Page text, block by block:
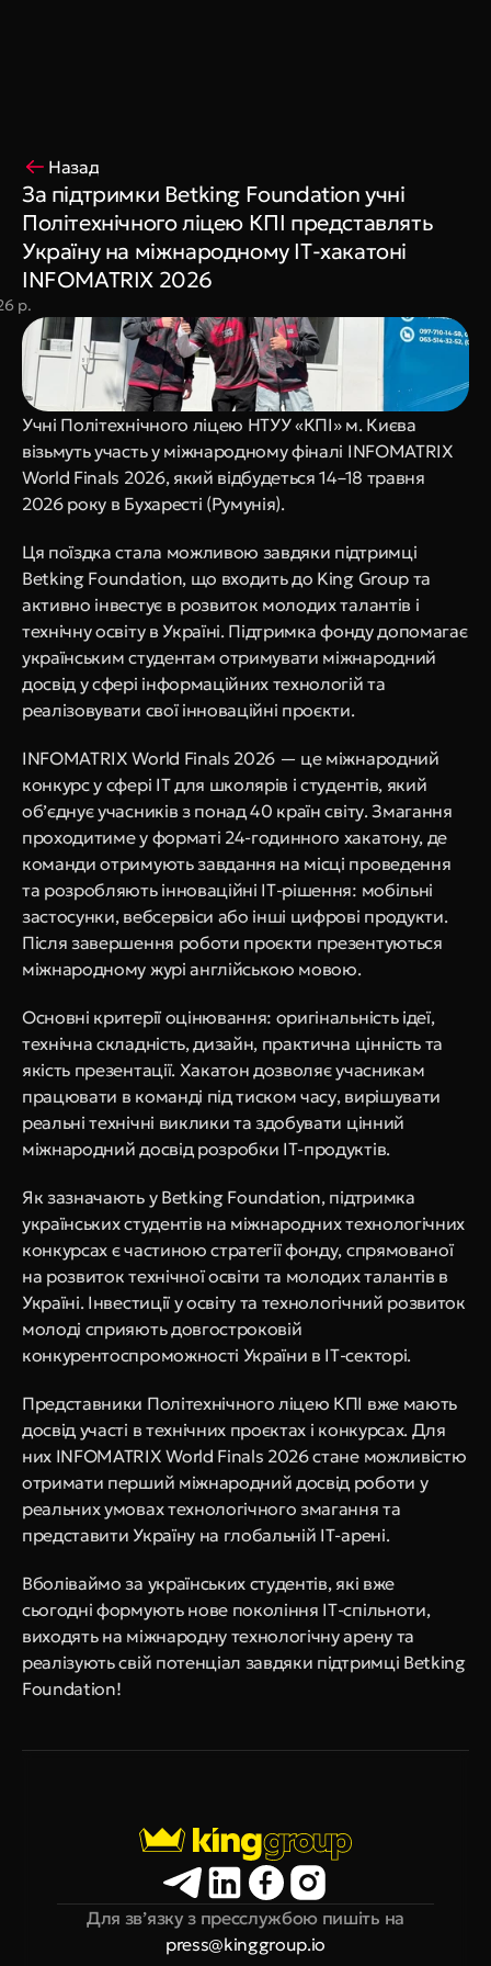
Назад
За підтримки Betking Foundation учні
Політехнічного ліцею КПІ представлять
Україну на міжнародному ІТ-хакатоні
INFOMATRIX 2026
р.
Учні Політехнічного ліцею НТУУ «КПІ» м. Києва
візьмуть участь у міжнародному фіналі INFOMATRIX
World Finals 2026, який відбудеться 14–18 травня
2026 року в Бухаресті (Румунія).
Ця поїздка стала можливою завдяки підтримці
Betking Foundation, що входить до King Group та
активно інвестує в розвиток молодих талантів і
технічну освіту в Україні. Підтримка фонду допомагає
українським студентам отримувати міжнародний
досвід у сфері інформаційних технологій та
реалізовувати свої інноваційні проєкти.
INFOMATRIX World Finals 2026 — це міжнародний
конкурс у сфері ІТ для школярів і студентів, який
об’єднує учасників з понад 40 країн світу. Змагання
проходитиме у форматі 24-годинного хакатону, де
команди отримують завдання на місці проведення
та розробляють інноваційні ІТ-рішення: мобільні
застосунки, вебсервіси або інші цифрові продукти.
Після завершення роботи проєкти презентуються
міжнародному журі англійською мовою.
Основні критерії оцінювання: оригінальність ідеї,
технічна складність, дизайн, практична цінність та
якість презентації. Хакатон дозволяє учасникам
працювати в команді під тиском часу, вирішувати
реальні технічні виклики та здобувати цінний
міжнародний досвід розробки ІТ-продуктів.
Як зазначають у Betking Foundation, підтримка
українських студентів на міжнародних технологічних
конкурсах є частиною стратегії фонду, спрямованої
на розвиток технічної освіти та молодих талантів в
Україні. Інвестиції у освіту та технологічний розвиток
молоді сприяють довгостроковій
конкурентоспроможності України в ІТ-секторі.
Представники Політехнічного ліцею КПІ вже мають
досвід участі в технічних проєктах і конкурсах. Для
них INFOMATRIX World Finals 2026 стане можливістю
отримати перший міжнародний досвід роботи у
реальних умовах технологічного змагання та
представити Україну на глобальній ІТ-арені.
Вболіваймо за українських студентів, які вже
сьогодні формують нове покоління ІТ-спільноти,
виходять на міжнародну технологічну арену та
реалізують свій потенціал завдяки підтримці Betking
Foundation!
Для зв’язку з пресслужбою пишіть на
press@kinggroup.io